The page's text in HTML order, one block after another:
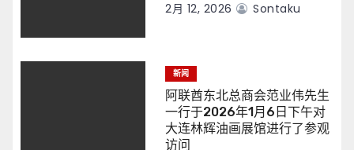
2月 12, 2026 Sontaku
新闻
阿联酋东北总商会范业伟先生
一行于2026年1月6日下午对
大连林辉油画展馆进行了参观
访问